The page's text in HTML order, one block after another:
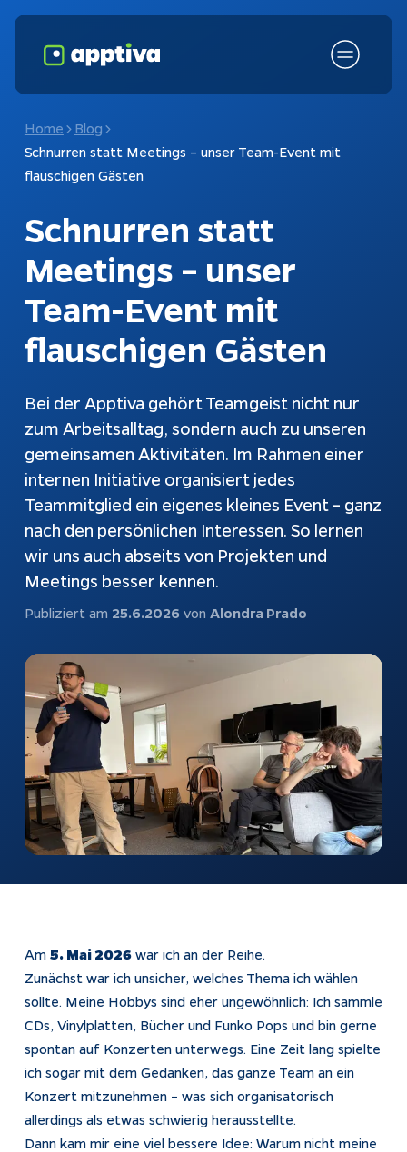
Home
Blog
Schnurren statt Meetings – unser Team-Event mit
flauschigen Gästen
Schnurren statt
Meetings – unser
Team-Event mit
flauschigen Gästen
Bei der Apptiva gehört Teamgeist nicht nur
zum Arbeitsalltag, sondern auch zu unseren
gemeinsamen Aktivitäten. Im Rahmen einer
internen Initiative organisiert jedes
Teammitglied ein eigenes kleines Event – ganz
nach den persönlichen Interessen. So lernen
wir uns auch abseits von Projekten und
Meetings besser kennen.
Publiziert am 25.6.2026 von Alondra Prado
Am 5. Mai 2026war ich an der Reihe.
Zunächst war ich unsicher, welches Thema ich wählen
sollte. Meine Hobbys sind eher ungewöhnlich: Ich sammle
CDs, Vinylplatten, Bücher und Funko Pops und bin gerne
spontan auf Konzerten unterwegs. Eine Zeit lang spielte
ich sogar mit dem Gedanken, das ganze Team an ein
Konzert mitzunehmen – was sich organisatorisch
allerdings als etwas schwierig herausstellte.
Dann kam mir eine viel bessere Idee: Warum nicht meine
Fokusthemen
Konfiguratoren
Webshops
Weiterentwicklung
KI-Chatbot
Kundenanfragen
automatisch
beantworten
Bubble-Chat
Dokumentation
KI & Apps
Softwareentwicklung
Prozesse
KI-Agenten
KI-Integration
Webentwicklung
App Entwicklung
Apptiva
Projekte
Rechtliches
Impressum
Datenschutz